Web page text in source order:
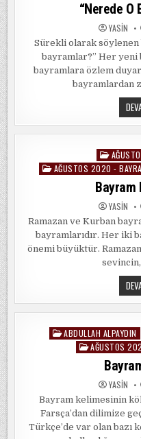
“Nerede O
YASIN
Sürekli olarak söylenen
bayramlar?” Her yeni
bayramlara özlem
bayramlardan
Posted
in
AĞUSTOS 2020 -
Bayram
YASIN
Ramazan ve Kurban
bayramlarıdır. Her iki
önemi büyüktür.
Posted
ABDULLAH ALPAYDIN
AĞUSTOS
YASIN
Bayram kelimesinin
Farsça’dan dilimize
Türkçe’de var olan